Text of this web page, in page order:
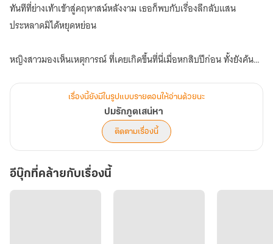
ทันทีที่ย่างเท้าเข้าสู่คฤหาสน์หลังงาม เธอก็พบกับเรื่องลึกลับแสน
ประหลาดมิได้หยุดหย่อน
หญิงสาวมองเห็นเหตุการณ์ ที่เคยเกิดขึ้นที่นี่เมื่อหกสิบปีก่อน ทั้งยังค้น
ปรางรัตน์คือคนรักที่รอคอยมาแสนนาน
หญิงสาวไม่อาจหนี เพราะมีภาระกิจสำคัญต้องทำ แต่ไม่ว่าจะปัญหาไหน
ก็ไม่น่าหนักใจเท่า ปัญหาเกี่ยวกับเจ้าของสถานที่อย่าง ‘ศิวกร’ จิตรกรผู้
หล่อเหลาคนนี้ มีพรสวรรค์ไม่ยิ่งหย่อนไปกว่าความเจ้าอารมณ์ เขาไม่เชื่อ
เรื่องภูตผี เฉกเช่นเดียวกับที่ ‘ไม่เชื่อในรัก'
เรื่องนี้ยังมีในรูปแบบรายตอนให้อ่านด้วยนะ
ปมรักภูตเสน่หา
ติดตามเรื่องนี้
อีบุ๊กที่คล้ายกับเรื่องนี้